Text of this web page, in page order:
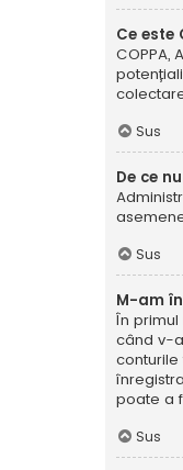
Ce este
COPPA,
Sus
De ce
Sus
M-am
În
când v-
poate a
Sus